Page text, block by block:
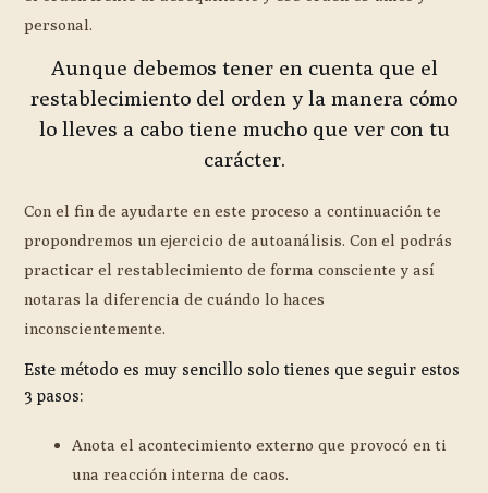
personal.
Aunque debemos tener en cuenta que el
restablecimiento del orden y la manera cómo
lo lleves a cabo tiene mucho que ver con tu
carácter.
Con el fin de ayudarte en este proceso a continuación te
propondremos un ejercicio de autoanálisis. Con el podrás
practicar el restablecimiento de forma consciente y así
notaras la diferencia de cuándo lo haces
inconscientemente.
Este método es muy sencillo solo tienes que seguir estos
3 pasos:
Anota el acontecimiento externo que provocó en ti
una reacción interna de caos.